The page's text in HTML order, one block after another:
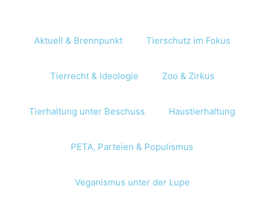
Aktuell & Brennpunkt Tierschutz im Fokus
Tierrecht & Ideologie Zoo & Zirkus
Tierhaltung unter Beschuss Haustierhaltung
PETA, Parteien & Populismus
Veganismus unter der Lupe